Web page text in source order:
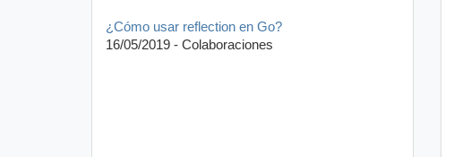
¿Cómo usar reflection en Go?
16/05/2019 - Colaboraciones